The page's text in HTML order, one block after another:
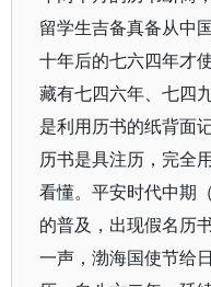
留学生吉备真备从中
十年后的七六四年才
藏有七四六年、七四
是利用历书的纸背面
历书是具注历，完全
看懂。平安时代中期
的普及，出现假名历
一声，渤海国使节给